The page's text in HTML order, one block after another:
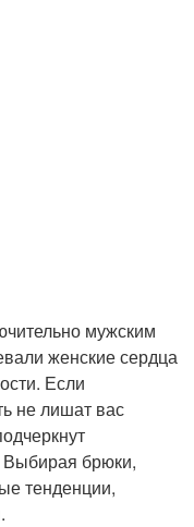
мужским
женские сердца
Если
не лишат вас
Выбирая брюки,
тенденции,